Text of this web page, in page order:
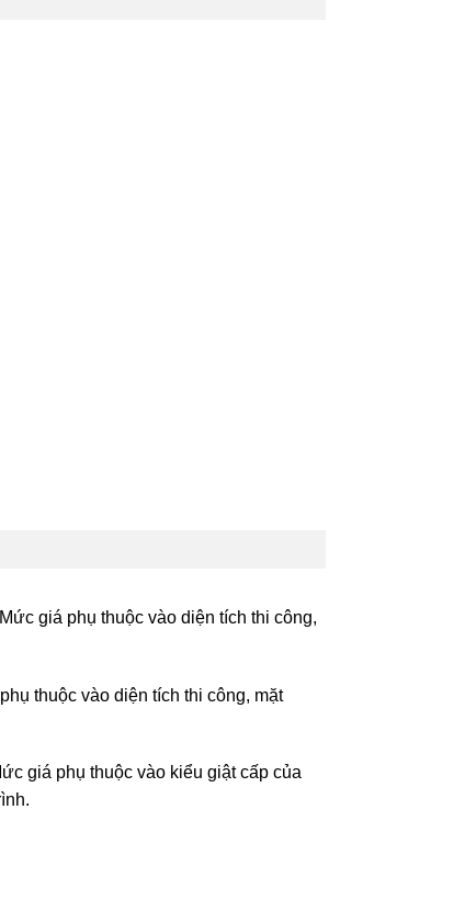
giá phụ thuộc vào diện tích thi công,
thuộc vào diện tích thi công, mặt
giá phụ thuộc vào kiểu giật cấp của